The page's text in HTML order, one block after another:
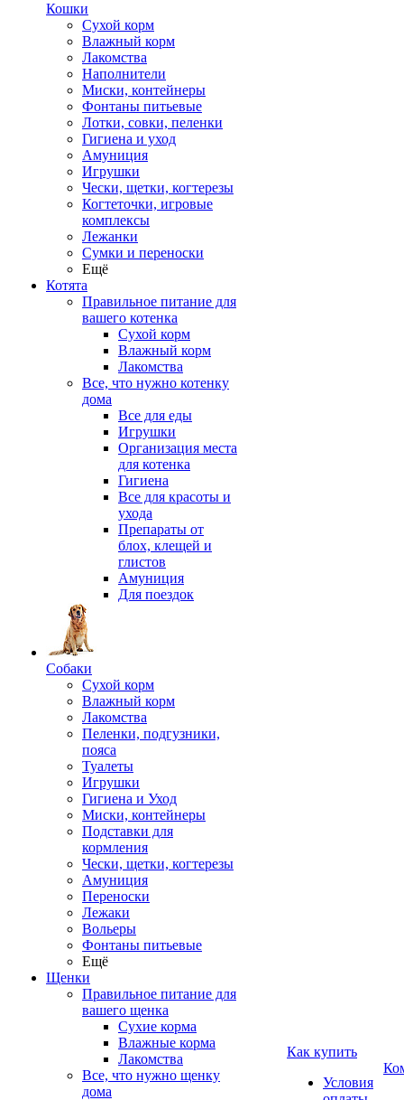
Кошки
Сухой корм
Влажный корм
Лакомства
Наполнители
Миски, контейнеры
Фонтаны питьевые
Лотки, совки, пеленки
Гигиена и уход
Амуниция
Игрушки
Чески, щетки, когтерезы
Когтеточки, игровые
комплексы
Лежанки
Сумки и переноски
Ещё
Котята
Правильное питание для
вашего котенка
Сухой корм
Влажный корм
Лакомства
Все, что нужно котенку
дома
Все для еды
Игрушки
Организация места
для котенка
Гигиена
Все для красоты и
ухода
Препараты от
блох, клещей и
глистов
Амуниция
Для поездок
Собаки
Сухой корм
Влажный корм
Лакомства
Пеленки, подгузники,
пояса
Туалеты
Игрушки
Гигиена и Уход
Миски, контейнеры
Подставки для
кормления
Чески, щетки, когтерезы
Амуниция
Переноски
Лежаки
Вольеры
Фонтаны питьевые
Ещё
Щенки
Правильное питание для
вашего щенка
Сухие корма
Влажные корма
Лакомства
Все, что нужно щенку
дома
Как купить
Условия